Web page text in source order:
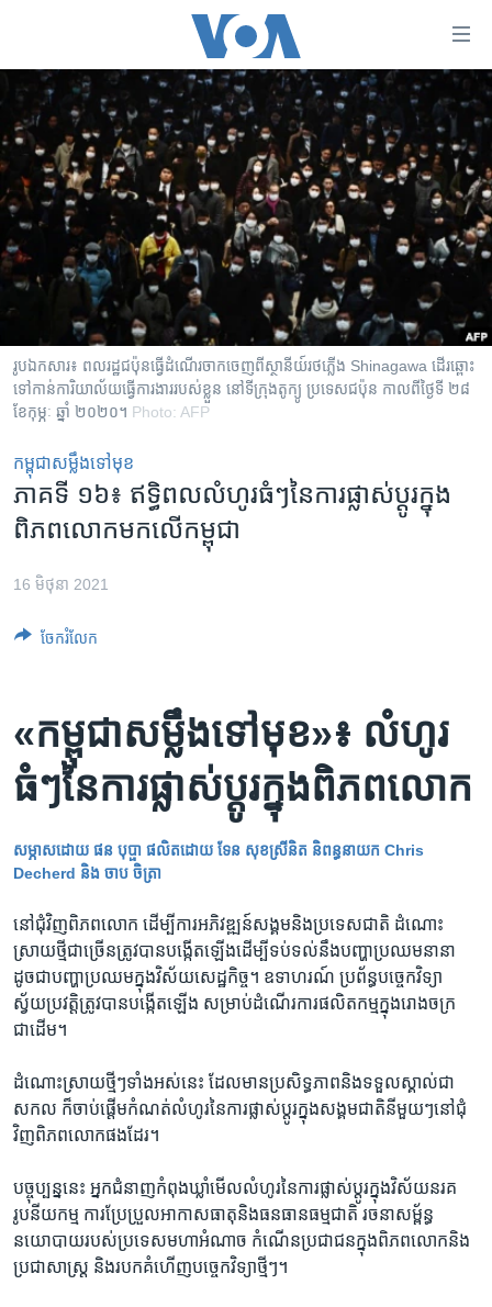
គេហទំព័រ​
ទាក់ទង
រំលង​
ចូល​
ទៅ​​
ទំព័រ​
ព័ត៌មាន​​
តែ​
រំលង​
និង​
ចូល​
ទំព័រ​
រចនា
សម្ព័ន្ធ​
រក
កម្ពុជា
អន្តរជាតិ
អាមេរិក
ចិន
ហេឡូវីអូអេ
កម្ពុជាច្នៃប្រតិដ្ឋ
ព្រឹត្តិការណ៍ព័ត៌មាន
ទូរទស្សន៍ / វីដេអូ​
កម្មវិធីទាំងអស់
Khmer English
បណ្តាញ​សង្គម
រូបឯកសារ៖ ពលរដ្ឋជប៉ុនធ្វើដំណើរចាកចេញពីស្ថានីយ៍រថភ្លើង Shinagawa ដើរឆ្ពោះ
ទៅកាន់ការិយាល័យធ្វើការងាររបស់ខ្លួន នៅទីក្រុងតូក្យូ ប្រទេសជប៉ុន កាលពីថ្ងៃទី ២៨
ខែកុម្ភៈ ឆ្នាំ ២០២០។ Photo: AFP
កម្ពុជាសម្លឹងទៅមុខ
ភាគទី ១៦៖ ឥទ្ធិពល​លំហូរ​ធំៗ​នៃ​ការ​ផ្លាស់ប្តូរ​​ក្នុង​
ពិភពលោក​មក​លើ​កម្ពុជា
16 មិថុនា 2021
ចែករំលែក
«កម្ពុជា​សម្លឹង​ទៅ​មុខ»៖ លំហូរ​
ធំៗ​នៃ​ការ​ផ្លាស់ប្តូរ​ក្នុង​ពិភពលោក
សម្ភាសដោយ​ ផន បុប្ផា ផលិត​ដោយ ​ទែន​ សុខស្រីនិត និពន្ធ​នាយក Chris
Decherd​ និង​ ចាប ​ចិត្រា
នៅ​ជុំវិញ​ពិភពលោក ដើម្បី​ការ​អភិវឌ្ឍន៍​សង្គម​និង​ប្រទេស​ជាតិ ដំណោះ
ស្រាយ​ថ្មី​ជាច្រើន​ត្រូវបាន​បង្កើត​ឡើង​ដើម្បី​ទប់ទល់​នឹង​បញ្ហា​ប្រឈម​នានា
ដូចជា​បញ្ហា​ប្រឈម​ក្នុង​វិស័យ​សេដ្ឋកិច្ច។ ឧទាហរណ៍ ប្រព័ន្ធ​បច្ចេកវិទ្យា​
ស្វ័យប្រវត្តិ​ត្រូវបាន​បង្កើត​ឡើង សម្រាប់​ដំណើរការ​ផលិតកម្ម​ក្នុង​រោងចក្រ​
ជាដើម។
ដំណោះស្រាយ​ថ្មីៗ​ទាំង​អស់​នេះ ដែល​មាន​ប្រសិទ្ធភាព​និង​ទទួល​ស្គាល់ជា​
សកល ក៏​ចាប់ផ្តើម​កំណត់​លំហូរ​នៃ​ការ​ផ្លាស់ប្តូរ​ក្នុង​សង្គមជាតិ​នីមួយៗ​នៅ​ជុំ
វិញ​ពិភព​លោក​ផងដែរ។
បច្ចុប្បន្ននេះ អ្នកជំនាញ​កំពុង​ឃ្លាំមើល​លំហូរ​នៃ​ការ​ផ្លាស់ប្តូរ​ក្នុង​វិស័យ​នរគ
រូបនីយកម្ម ការ​ប្រែប្រួល​អាកាសធាតុ​និង​ធនធាន​ធម្មជាតិ រចនា​សម្ព័ន្ធ​
នយោបាយ​របស់​ប្រទេស​មហាអំណាច កំណើន​ប្រជាជន​ក្នុង​ពិភពលោក​និង​
ប្រជាសាស្ត្រ និង​របក​គំហើញ​បច្ចេកវិទ្យា​ថ្មីៗ។